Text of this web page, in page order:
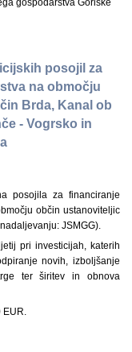
gospodarstva Goriške
posojil za
na območju
Brda, Kanal ob
- Vogrsko in
posojila za financiranje
občin ustanoviteljic
JSMGG).
pri investicijah, katerih
novih, izboljšanje
ter širitev in obnova
EUR.